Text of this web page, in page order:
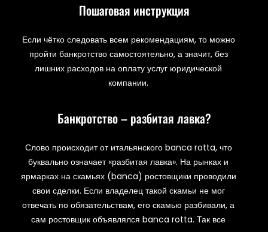
Пошаговая инструкция
Если чётко следовать всем рекомендациям, то можно
пройти банкротство самостоятельно, а значит, без
лишних расходов на оплату услуг юридической
компании.
Банкротство – разбитая лавка?
Слово происходит от итальянского banca rotta, что
буквально означает «разбитая лавка». На рынках и
ярмарках на скамьях (banca) ростовщики проводили
свои сделки. Если владелец такой скамьи не мог
отвечать по обязательствам, его скамью разбивали, а
сам ростовщик объявлялся banca rotta. Так все